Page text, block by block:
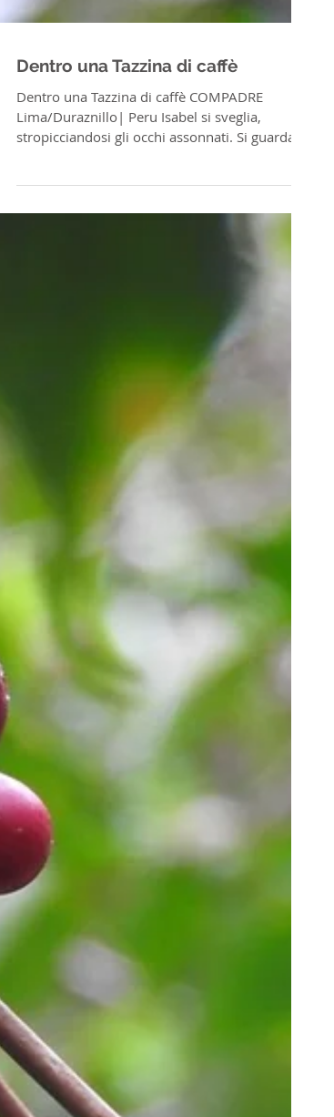
Dentro una Tazzina di caffè COMPADRE
Lima/Duraznillo| Peru Isabel si sveglia,
stropicciandosi gli occhi assonnati. Si guarda